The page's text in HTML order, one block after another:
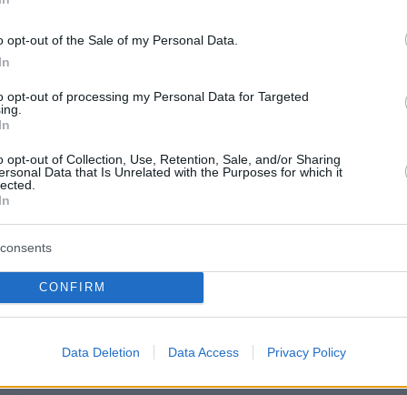
opt-out of the Sale of my Personal Data.
opt-out of processing my Personal Data for Targeted
opt-out of Collection, Use, Retention, Sale, and/or Sharing
Data that Is Unrelated with the Purposes for which it
CONFIRM
Data Deletion Data Access Privacy Policy
του I.C.S.C (International Council of
Συμμετείχε αρκετές φορές ως οδηγός
αγώνες αυτοκινήτου όπως το ιστορικό ράλι
αγωνιστικά Abarth, Alfa Romeo, Volvo και
2011 ίδρυσε το Ελληνικό Μουσείο
που στεγάζεται στο συγκρότημα του
στη συμβολή των οδών 3ης
και Ιουλιανού.
είναι μια πυροσβεστική αντλία του